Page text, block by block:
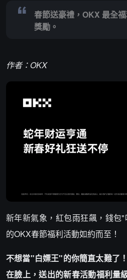
春節送豪禮，OKX 最全
獎勵。
作者：OKX
新年新氣象，紅包雨狂飆，錢包
的OKX春節福利活動如約而至！
不想當"白嫖王"的你簡直太難了
在臉上，送出的新春活動福利量